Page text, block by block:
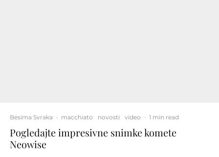
Besima Svraka · macchiato novosti video · 1 min read
Pogledajte impresivne snimke komete
Neowise